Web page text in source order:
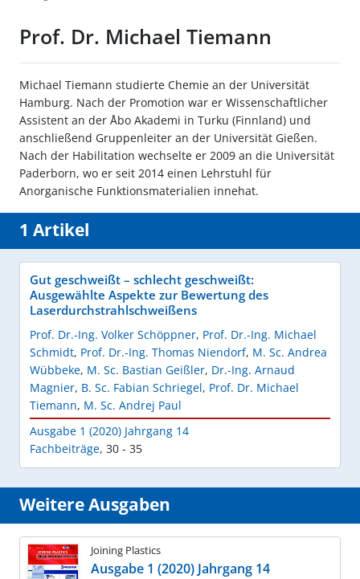
Prof. Dr. Michael Tiemann
Michael Tiemann studierte Chemie an der Universität
Hamburg. Nach der Promotion war er Wissenschaftlicher
Assistent an der Åbo Akademi in Turku (Finnland) und
anschließend Gruppenleiter an der Universität Gießen.
Nach der Habilitation wechselte er 2009 an die Universität
Paderborn, wo er seit 2014 einen Lehrstuhl für
Anorganische Funktionsmaterialien innehat.
1 Artikel
Gut geschweißt – schlecht geschweißt:
Ausgewählte Aspekte zur Bewertung des
Laserdurchstrahlschweißens
Prof. Dr.-Ing. Volker Schöppner, Prof. Dr.-Ing. Michael
Schmidt, Prof. Dr.-Ing. Thomas Niendorf, M. Sc. Andrea
Wübbeke, M. Sc. Bastian Geißler, Dr.-Ing. Arnaud
Magnier, B. Sc. Fabian Schriegel, Prof. Dr. Michael
Tiemann, M. Sc. Andrej Paul
Ausgabe 1 (2020) Jahrgang 14
Fachbeiträge, 30 - 35
Weitere Ausgaben
Joining Plastics
Ausgabe 1 (2020) Jahrgang 14